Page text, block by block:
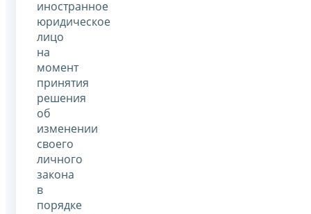
иностранное
юридическое
лицо
на
момент
принятия
решения
об
изменении
своего
личного
закона
в
порядке